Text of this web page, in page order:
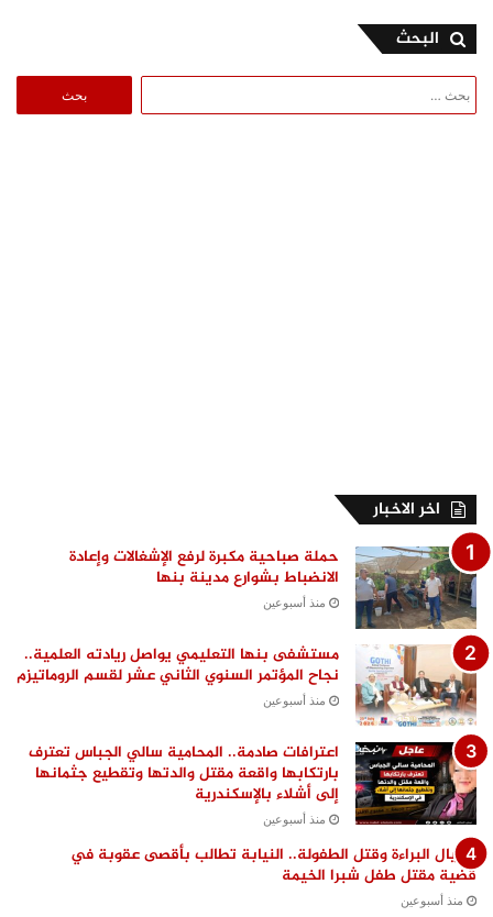
البحث
عن:
اخر الاخبار
حملة صباحية مكبرة لرفع الإشغالات وإعادة
الانضباط بشوارع مدينة بنها
منذ أسبوعين
مستشفى بنها التعليمي يواصل ريادته العلمية..
نجاح المؤتمر السنوي الثاني عشر لقسم الروماتيزم
منذ أسبوعين
اعترافات صادمة.. المحامية سالي الجباس تعترف
بارتكابها واقعة مقتل والدتها وتقطيع جثمانها
إلى أشلاء بالإسكندرية
منذ أسبوعين
اغتيال البراءة وقتل الطفولة.. النيابة تطالب بأقصى عقوبة في
قضية مقتل طفل شبرا الخيمة
منذ أسبوعين